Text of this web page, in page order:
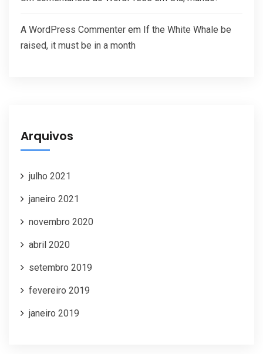
A WordPress Commenter em If the White Whale be
raised, it must be in a month
Arquivos
julho 2021
janeiro 2021
novembro 2020
abril 2020
setembro 2019
fevereiro 2019
janeiro 2019